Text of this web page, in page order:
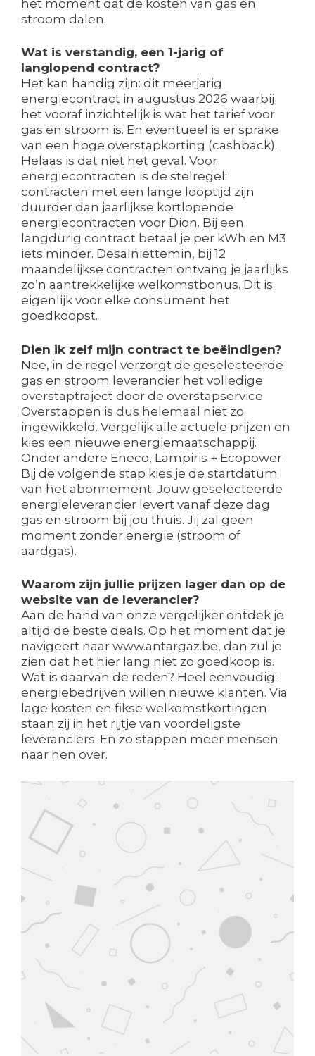
het moment dat de kosten van gas en
stroom dalen.
Wat is verstandig, een 1-jarig of
langlopend contract?
Het kan handig zijn: dit meerjarig
energiecontract in augustus 2026 waarbij
het vooraf inzichtelijk is wat het tarief voor
gas en stroom is. En eventueel is er sprake
van een hoge overstapkorting (cashback).
Helaas is dat niet het geval. Voor
energiecontracten is de stelregel:
contracten met een lange looptijd zijn
duurder dan jaarlijkse kortlopende
energiecontracten voor Dion. Bij een
langdurig contract betaal je per kWh en M3
iets minder. Desalniettemin, bij 12
maandelijkse contracten ontvang je jaarlijks
zo’n aantrekkelijke welkomstbonus. Dit is
eigenlijk voor elke consument het
goedkoopst.
Dien ik zelf mijn contract te beëindigen?
Nee, in de regel verzorgt de geselecteerde
gas en stroom leverancier het volledige
overstaptraject door de overstapservice.
Overstappen is dus helemaal niet zo
ingewikkeld. Vergelijk alle actuele prijzen en
kies een nieuwe energiemaatschappij.
Onder andere Eneco, Lampiris + Ecopower.
Bij de volgende stap kies je de startdatum
van het abonnement. Jouw geselecteerde
energieleverancier levert vanaf deze dag
gas en stroom bij jou thuis. Jij zal geen
moment zonder energie (stroom of
aardgas).
Waarom zijn jullie prijzen lager dan op de
website van de leverancier?
Aan de hand van onze vergelijker ontdek je
altijd de beste deals. Op het moment dat je
navigeert naar www.antargaz.be, dan zul je
zien dat het hier lang niet zo goedkoop is.
Wat is daarvan de reden? Heel eenvoudig:
energiebedrijven willen nieuwe klanten. Via
lage kosten en fikse welkomstkortingen
staan zij in het rijtje van voordeligste
leveranciers. En zo stappen meer mensen
naar hen over.